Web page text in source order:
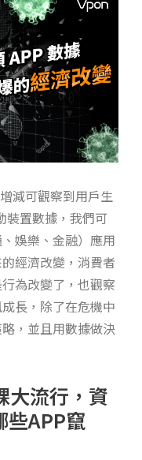
減可觀察到用戶生
裝置數據，我們可
娛樂、金融）應用
經濟改變，消費者
為改變了，也觀察
長，除了在危機中
，並且用數據做決
大流行，資
些APP竄